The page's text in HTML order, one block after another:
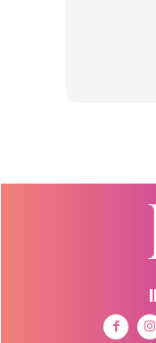
cecair penyegar tadi
Anda mungkin